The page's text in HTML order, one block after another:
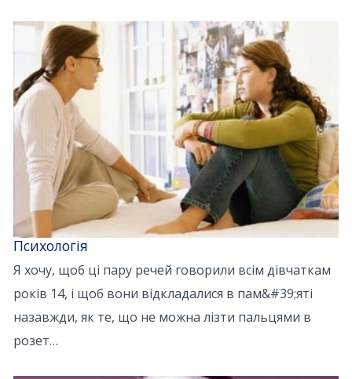
Психологія
Я хочу, щоб ці пару речей говорили всім дівчаткам
років 14, і щоб вони відкладалися в пам&#39;яті
назавжди, як те, що не можна лізти пальцями в
розет…